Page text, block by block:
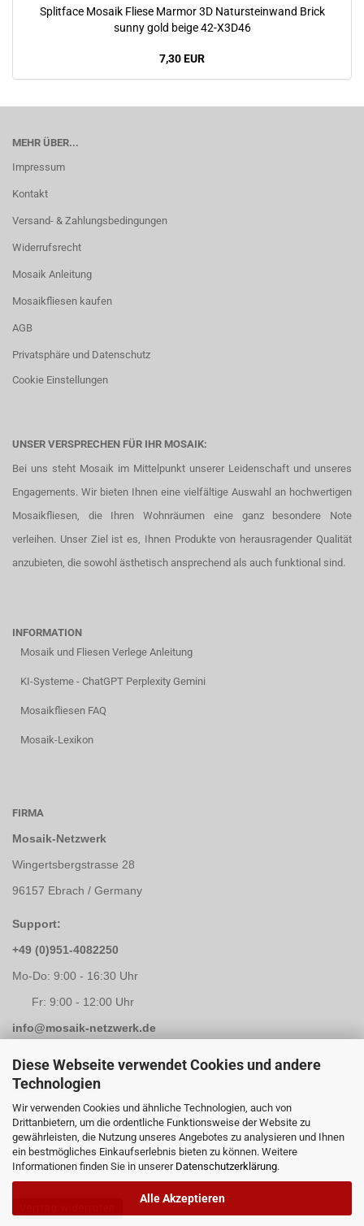
Diese Webseite verwendet Cookies und andere
Technologien
Wir verwenden Cookies und ähnliche Technologien, auch von
Drittanbietern, um die ordentliche Funktionsweise der Website zu
gewährleisten, die Nutzung unseres Angebotes zu analysieren und Ihnen
ein bestmögliches Einkaufserlebnis bieten zu können. Weitere
Informationen finden Sie in unserer Datenschutzerklärung.
Alle Akzeptieren
Splitface Mosaik Fliese Marmor 3D Natursteinwand Brick
sunny gold beige 42-X3D46
7,30 EUR
MEHR ÜBER...
Impressum
Kontakt
Versand- & Zahlungsbedingungen
Widerrufsrecht
Mosaik Anleitung
Mosaikfliesen kaufen
AGB
Privatsphäre und Datenschutz
Cookie Einstellungen
UNSER VERSPRECHEN FÜR IHR MOSAIK:
Bei uns steht Mosaik im Mittelpunkt unserer Leidenschaft und unseres
Engagements. Wir bieten Ihnen eine vielfältige Auswahl an hochwertigen
Mosaikfliesen, die Ihren Wohnräumen eine ganz besondere Note
verleihen. Unser Ziel ist es, Ihnen Produkte von herausragender Qualität
anzubieten, die sowohl ästhetisch ansprechend als auch funktional sind.
INFORMATION
Mosaik und Fliesen Verlege Anleitung
KI-Systeme - ChatGPT Perplexity Gemini
Mosaikfliesen FAQ
Mosaik-Lexikon
FIRMA
Mosaik-Netzwerk
Wingertsbergstrasse 28
96157 Ebrach / Germany
Support:
+49 (0)951-4082250
Mo-Do: 9:00 - 16:30 Uhr
Fr: 9:00 - 12:00 Uhr
info@mosaik-netzwerk.de
Retouren Adresse:
Mosaik-Netzwerk
Kapellenstrasse 3
96117 Memmelsdorf / Lichteneiche